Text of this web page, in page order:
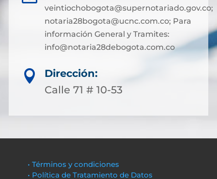
veintiochobogota@supernotariado.gov.co;
notaria28bogota@ucnc.com.co; Para
información General y Tramites:
info@notaria28debogota.com.co

Dirección:
Calle 71 # 10-53
• Términos y condiciones
• Política de Tratamiento de Datos